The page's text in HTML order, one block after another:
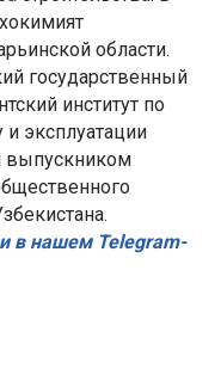
области.
государственный
институт по
и эксплуатации
выпускником
в нашем Telegram-